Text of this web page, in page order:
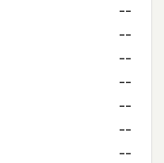
--
--
--
--
--
--
--